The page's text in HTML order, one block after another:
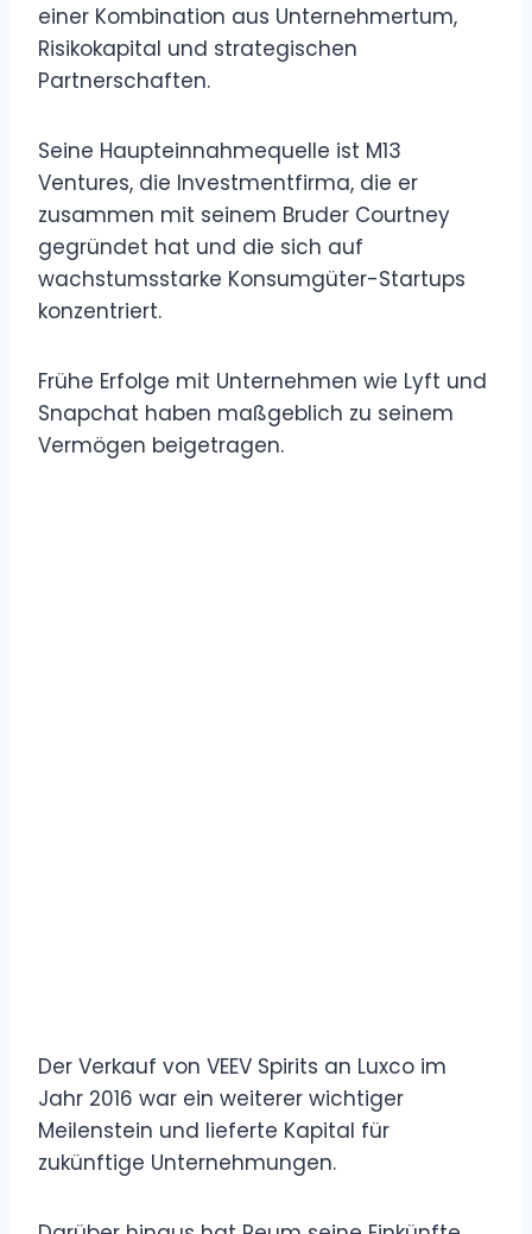
einer Kombination aus Unternehmertum,
Risikokapital und strategischen
Partnerschaften.
Seine Haupteinnahmequelle ist M13
Ventures, die Investmentfirma, die er
zusammen mit seinem Bruder Courtney
gegründet hat und die sich auf
wachstumsstarke Konsumgüter-Startups
konzentriert.
Frühe Erfolge mit Unternehmen wie Lyft und
Snapchat haben maßgeblich zu seinem
Vermögen beigetragen.
Der Verkauf von VEEV Spirits an Luxco im
Jahr 2016 war ein weiterer wichtiger
Meilenstein und lieferte Kapital für
zukünftige Unternehmungen.